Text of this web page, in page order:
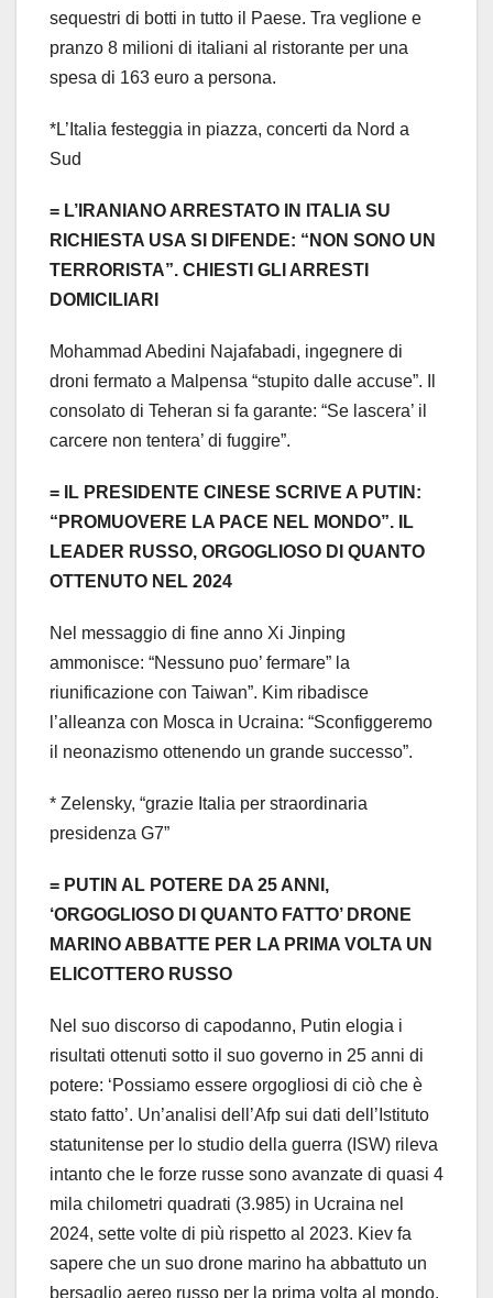
sequestri di botti in tutto il Paese. Tra veglione e
pranzo 8 milioni di italiani al ristorante per una
spesa di 163 euro a persona.
*L’Italia festeggia in piazza, concerti da Nord a
Sud
= L’IRANIANO ARRESTATO IN ITALIA SU
RICHIESTA USA SI DIFENDE: “NON SONO UN
TERRORISTA”. CHIESTI GLI ARRESTI
DOMICILIARI
Mohammad Abedini Najafabadi, ingegnere di
droni fermato a Malpensa “stupito dalle accuse”. Il
consolato di Teheran si fa garante: “Se lascera’ il
carcere non tentera’ di fuggire”.
= IL PRESIDENTE CINESE SCRIVE A PUTIN:
“PROMUOVERE LA PACE NEL MONDO”. IL
LEADER RUSSO, ORGOGLIOSO DI QUANTO
OTTENUTO NEL 2024
Nel messaggio di fine anno Xi Jinping
ammonisce: “Nessuno puo’ fermare” la
riunificazione con Taiwan”. Kim ribadisce
l’alleanza con Mosca in Ucraina: “Sconfiggeremo
il neonazismo ottenendo un grande successo”.
* Zelensky, “grazie Italia per straordinaria
presidenza G7”
= PUTIN AL POTERE DA 25 ANNI,
‘ORGOGLIOSO DI QUANTO FATTO’ DRONE
MARINO ABBATTE PER LA PRIMA VOLTA UN
ELICOTTERO RUSSO
Nel suo discorso di capodanno, Putin elogia i
risultati ottenuti sotto il suo governo in 25 anni di
potere: ‘Possiamo essere orgogliosi di ciò che è
stato fatto’. Un’analisi dell’Afp sui dati dell’Istituto
statunitense per lo studio della guerra (ISW) rileva
intanto che le forze russe sono avanzate di quasi 4
mila chilometri quadrati (3.985) in Ucraina nel
2024, sette volte di più rispetto al 2023. Kiev fa
sapere che un suo drone marino ha abbattuto un
bersaglio aereo russo per la prima volta al mondo.